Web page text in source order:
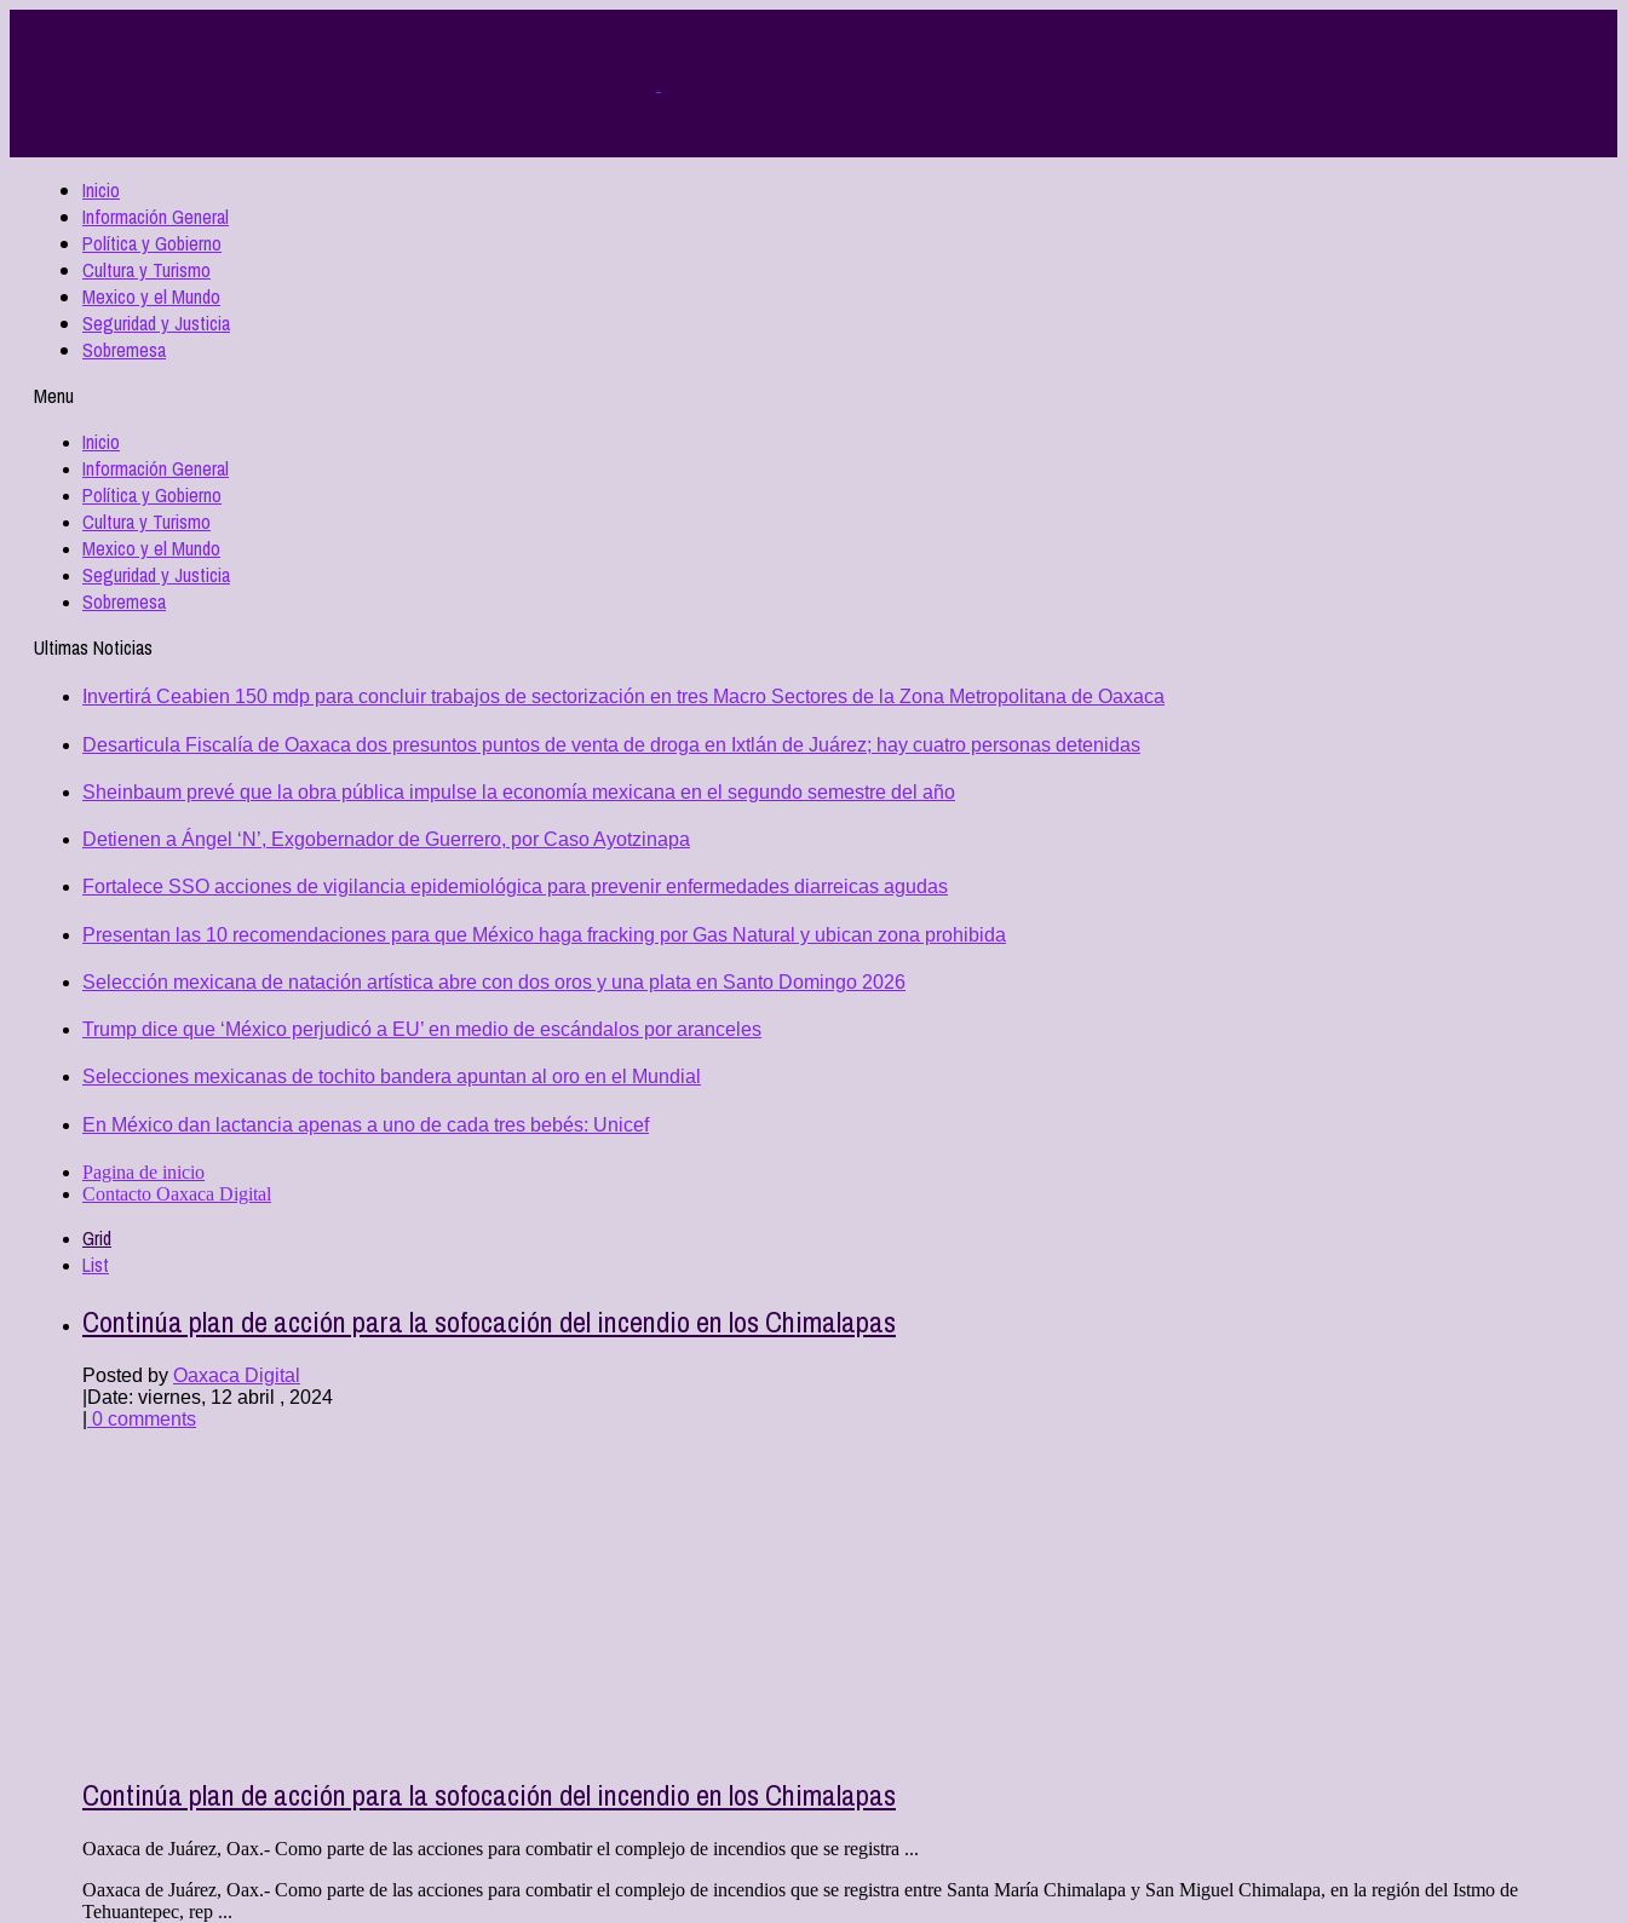
Inicio
Información General
Política y Gobierno
Cultura y Turismo
Mexico y el Mundo
Seguridad y Justicia
Sobremesa
Menu
Inicio
Información General
Política y Gobierno
Cultura y Turismo
Mexico y el Mundo
Seguridad y Justicia
Sobremesa
Ultimas Noticias
Invertirá Ceabien 150 mdp para concluir trabajos de sectorización en tres Macro Sectores de la Zona Metropolitana de Oaxaca
Desarticula Fiscalía de Oaxaca dos presuntos puntos de venta de droga en Ixtlán de Juárez; hay cuatro personas detenidas
Sheinbaum prevé que la obra pública impulse la economía mexicana en el segundo semestre del año
Detienen a Ángel ‘N’, Exgobernador de Guerrero, por Caso Ayotzinapa
Fortalece SSO acciones de vigilancia epidemiológica para prevenir enfermedades diarreicas agudas
Presentan las 10 recomendaciones para que México haga fracking por Gas Natural y ubican zona prohibida
Selección mexicana de natación artística abre con dos oros y una plata en Santo Domingo 2026
Trump dice que ‘México perjudicó a EU’ en medio de escándalos por aranceles
Selecciones mexicanas de tochito bandera apuntan al oro en el Mundial
En México dan lactancia apenas a uno de cada tres bebés: Unicef
Pagina de inicio
Contacto Oaxaca Digital
Grid
List
Continúa plan de acción para la sofocación del incendio en los Chimalapas
Posted by Oaxaca Digital
Date: viernes, 12 abril , 2024
0 comments
Continúa plan de acción para la sofocación del incendio en los Chimalapas
Oaxaca de Juárez, Oax.- Como parte de las acciones para combatir el complejo de incendios que se registra ...
Oaxaca de Juárez, Oax.- Como parte de las acciones para combatir el complejo de incendios que se registra entre Santa María Chimalapa y San Miguel Chimalapa, en la región del Istmo de
Tehuantepec, rep ...